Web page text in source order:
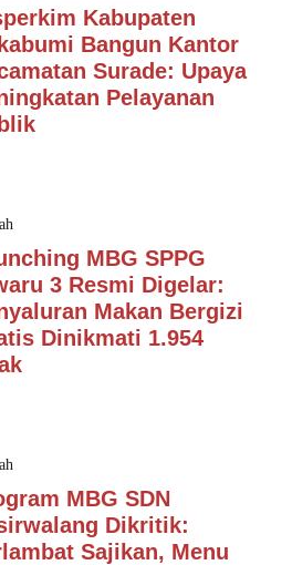
Kabupaten
Bangun Kantor
Surade: Upaya
Pelayanan
MBG SPPG
3 Resmi Digelar:
Makan Bergizi
Dinikmati 1.954
MBG SDN
Dikritik:
Sajikan, Menu